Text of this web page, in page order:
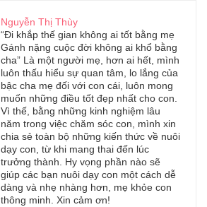
Nguyễn Thị Thùy
“Đi khắp thế gian không ai tốt bằng mẹ
Gánh nặng cuộc đời không ai khổ bằng
cha” Là một người mẹ, hơn ai hết, mình
luôn thấu hiểu sự quan tâm, lo lắng của
bậc cha mẹ đối với con cái, luôn mong
muốn những điều tốt đẹp nhất cho con.
Vì thế, bằng những kinh nghiệm lâu
năm trong việc chăm sóc con, mình xin
chia sẻ toàn bộ những kiến thức về nuôi
dạy con, từ khi mang thai đến lúc
trưởng thành. Hy vọng phần nào sẽ
giúp các bạn nuôi dạy con một cách dễ
dàng và nhẹ nhàng hơn, mẹ khỏe con
thông minh. Xin cảm ơn!